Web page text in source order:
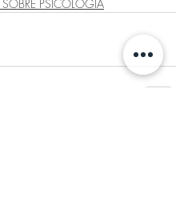
PSICOLOGÍA